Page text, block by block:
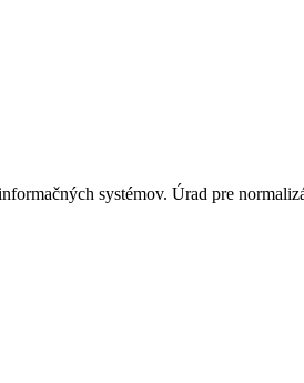
systémov. Úrad pre